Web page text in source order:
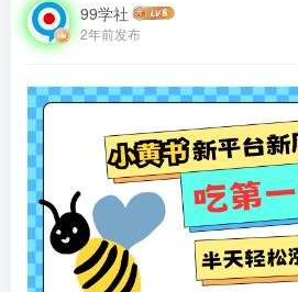
99学社
2年前发布